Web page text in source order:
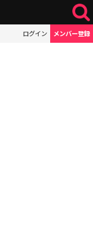
ログイン メンバー登録